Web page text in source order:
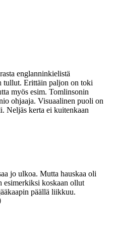
englanninkielistä
tullut. Erittäin paljon on toki
myös esim. Tomlinsonin
ohjaaja. Visuaalinen puoli on
Neljäs kerta ei kuitenkaan
jo ulkoa. Mutta hauskaa oli
esimerkiksi koskaan ollut
päällä liikkuu.